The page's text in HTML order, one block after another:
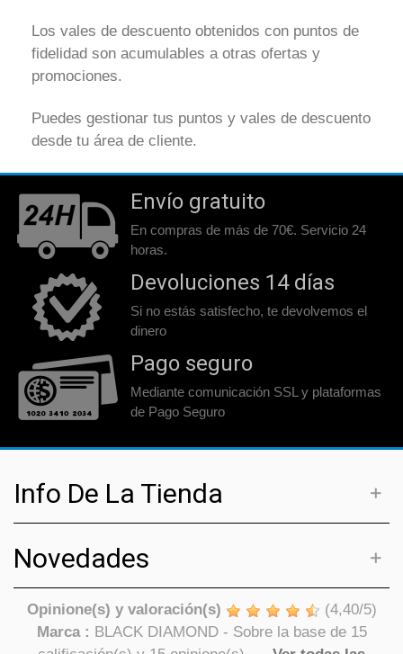
Los vales de descuento obtenidos con puntos de
fidelidad son acumulables a otras ofertas y
promociones.
Puedes gestionar tus puntos y vales de descuento
desde tu área de cliente.
Envío gratuito
En compras de más de 70€. Servicio 24
horas.
Devoluciones 14 días
Si no estás satisfecho, te devolvemos el
dinero
Pago seguro
Mediante comunicación SSL y plataformas
de Pago Seguro
Info De La Tienda
Novedades
Opinione(s) y valoración(s) (4,40/5)
Marca : BLACK DIAMOND- Sobre la base de 15